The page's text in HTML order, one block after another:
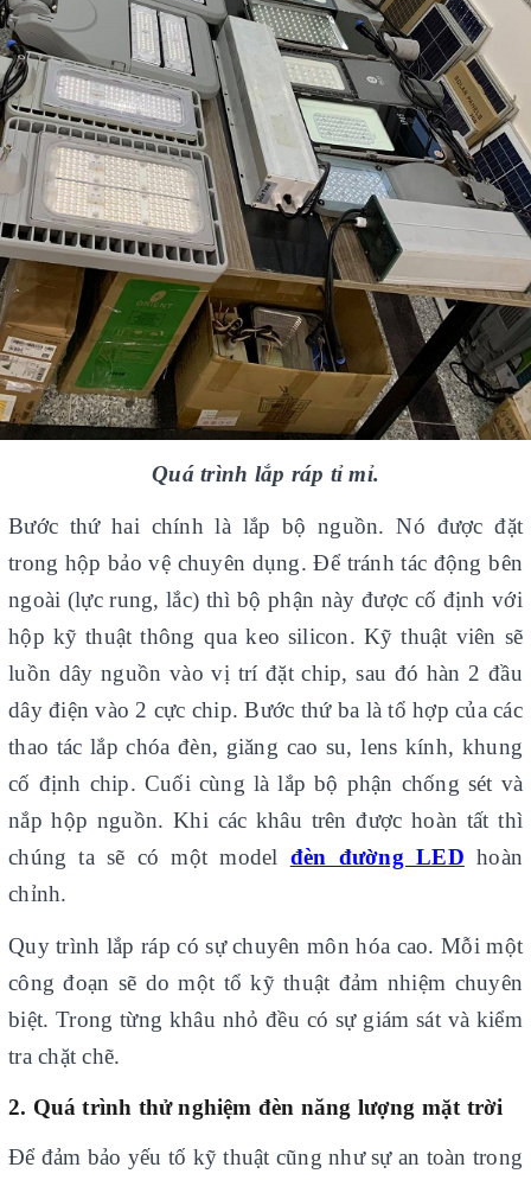
Quá trình lắp ráp tỉ mỉ.
Bước thứ hai chính là lắp bộ nguồn. Nó được đặt
trong hộp bảo vệ chuyên dụng. Để tránh tác động bên
ngoài (lực rung, lắc) thì bộ phận này được cố định với
hộp kỹ thuật thông qua keo silicon. Kỹ thuật viên sẽ
luồn dây nguồn vào vị trí đặt chip, sau đó hàn 2 đầu
dây điện vào 2 cực chip. Bước thứ ba là tổ hợp của các
thao tác lắp chóa đèn, giăng cao su, lens kính, khung
cố định chip. Cuối cùng là lắp bộ phận chống sét và
nắp hộp nguồn. Khi các khâu trên được hoàn tất thì
chúng ta sẽ có một model đèn đường LED hoàn
chỉnh.
Quy trình lắp ráp có sự chuyên môn hóa cao. Mỗi một
công đoạn sẽ do một tổ kỹ thuật đảm nhiệm chuyên
biệt. Trong từng khâu nhỏ đều có sự giám sát và kiểm
tra chặt chẽ.
2. Quá trình thử nghiệm đèn năng lượng mặt trời
Để đảm bảo yếu tố kỹ thuật cũng như sự an toàn trong